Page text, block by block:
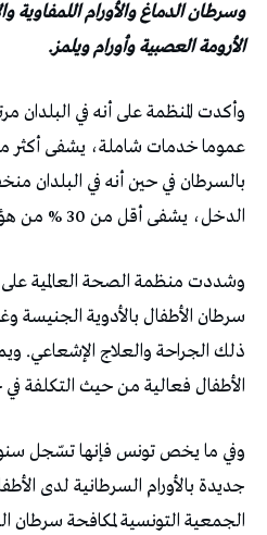
وسرطان الدماغ والأورام اللمفاوية
الأرومة العصبية وأورام ويلمز.
وأكدت المنظمة على أنه في البلدان
بالسرطان في حين أنه في البلدان
الدخل، يشفى أقل من 30 % من هؤلاء الأطفال.
وشددت منظمة الصحة العالمية
سرطان الأطفال بالأدوية الجنيسة
ذلك الجراحة والعلاج الإشعاعي.
الأطفال فعالية من حيث التكلفة
جديدة بالأورام السرطانية لدى
الجمعية التونسية لمكافحة